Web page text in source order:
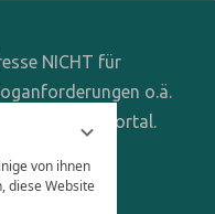
von ihnen
diese Website
NICHT für
o.ä.
Online-Portal.
an die